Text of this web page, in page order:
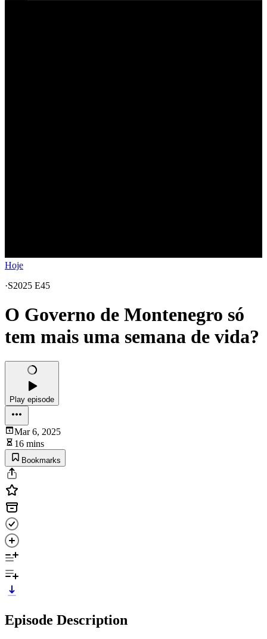
Hoje
·S2025 E45
O Governo de Montenegro só
tem mais uma semana de vida?
Play episode
Mar 6, 2025
16 mins
Bookmarks
Episode Description